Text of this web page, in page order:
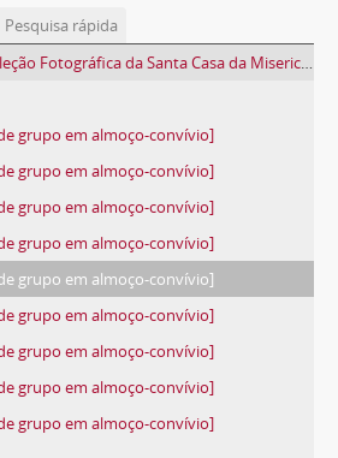
Pesquisa rápida
Fotográfica da Santa Casa da Misericórdia de Lisboa
grupo em almoço-convívio]
grupo em almoço-convívio]
grupo em almoço-convívio]
grupo em almoço-convívio]
grupo em almoço-convívio]
grupo em almoço-convívio]
grupo em almoço-convívio]
grupo em almoço-convívio]
grupo em almoço-convívio]